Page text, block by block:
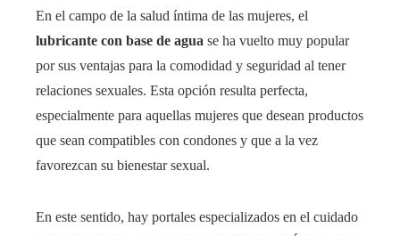
En el campo de la salud íntima de las mujeres, el
lubricante con base de agua se ha vuelto muy popular
por sus ventajas para la comodidad y seguridad al tener
relaciones sexuales. Esta opción resulta perfecta,
especialmente para aquellas mujeres que desean productos
que sean compatibles con condones y que a la vez
favorezcan su bienestar sexual.
En este sentido, hay portales especializados en el cuidado